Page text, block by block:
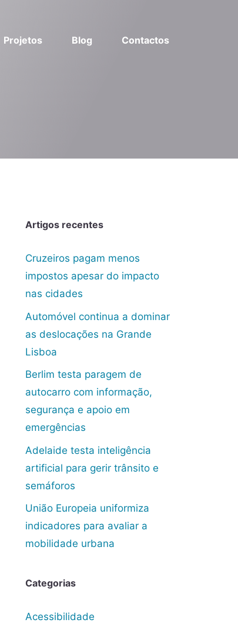
Projetos Blog Contactos
Artigos recentes
Cruzeiros pagam menos
impostos apesar do impacto
nas cidades
Automóvel continua a dominar
as deslocações na Grande
Lisboa
Berlim testa paragem de
autocarro com informação,
segurança e apoio em
emergências
Adelaide testa inteligência
artificial para gerir trânsito e
semáforos
União Europeia uniformiza
indicadores para avaliar a
mobilidade urbana
Categorias
Acessibilidade